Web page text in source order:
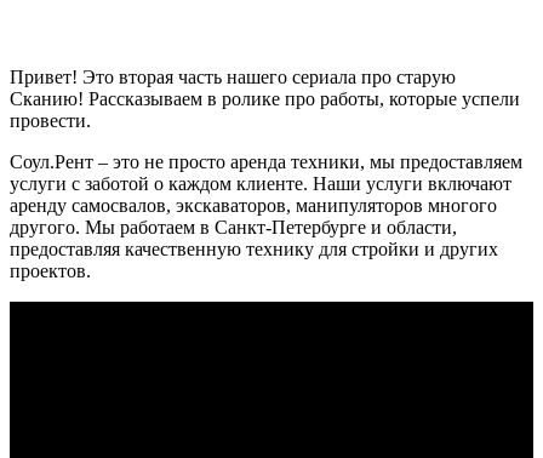
Привет! Это вторая часть нашего сериала про старую
Сканию! Рассказываем в ролике про работы, которые успели
провести.
Соул.Рент – это не просто аренда техники, мы предоставляем
услуги с заботой о каждом клиенте. Наши услуги включают
аренду самосвалов, экскаваторов, манипуляторов многого
другого. Мы работаем в Санкт-Петербурге и области,
предоставляя качественную технику для стройки и других
проектов.